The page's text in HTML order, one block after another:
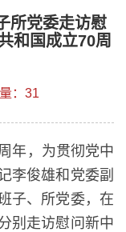
所党委走访慰
和国成立70周
：31
年，为贯彻党中
李俊雄和党委副
子、所党委，在
别走访慰问新中